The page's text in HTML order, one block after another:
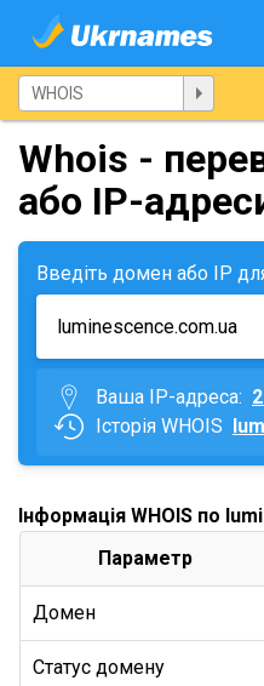
Whois -
або IP-
Введіть домен або IP
Ваша IP-адреса:
Історія WHOIS
Інформація WHOIS по
Параметр
Домен
Статус домену